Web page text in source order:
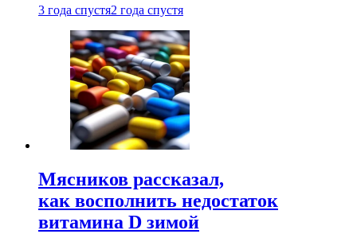
3 года спустя2 года спустя
Мясников рассказал,
как восполнить недостаток
витамина D зимой